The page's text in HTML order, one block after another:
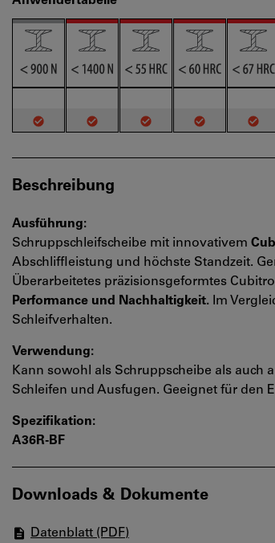
Beschreibung
Ausführung:
Schruppschleifscheibe mit innovativem
Abschliffleistung und höchste Standzeit.
Überarbeitetes präzisionsgeformtes
Performance und Nachhaltigkeit. Im
Schleifverhalten.
Verwendung:
Kann sowohl als Schruppscheibe als auch
Schleifen und Ausfugen. Geeignet für den
Spezifikation:
A36R-BF
Downloads & Dokumente
Datenblatt (PDF)